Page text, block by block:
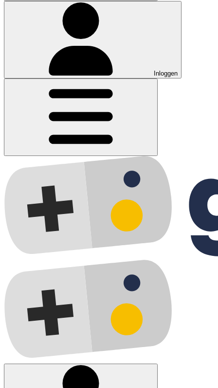
Inloggen